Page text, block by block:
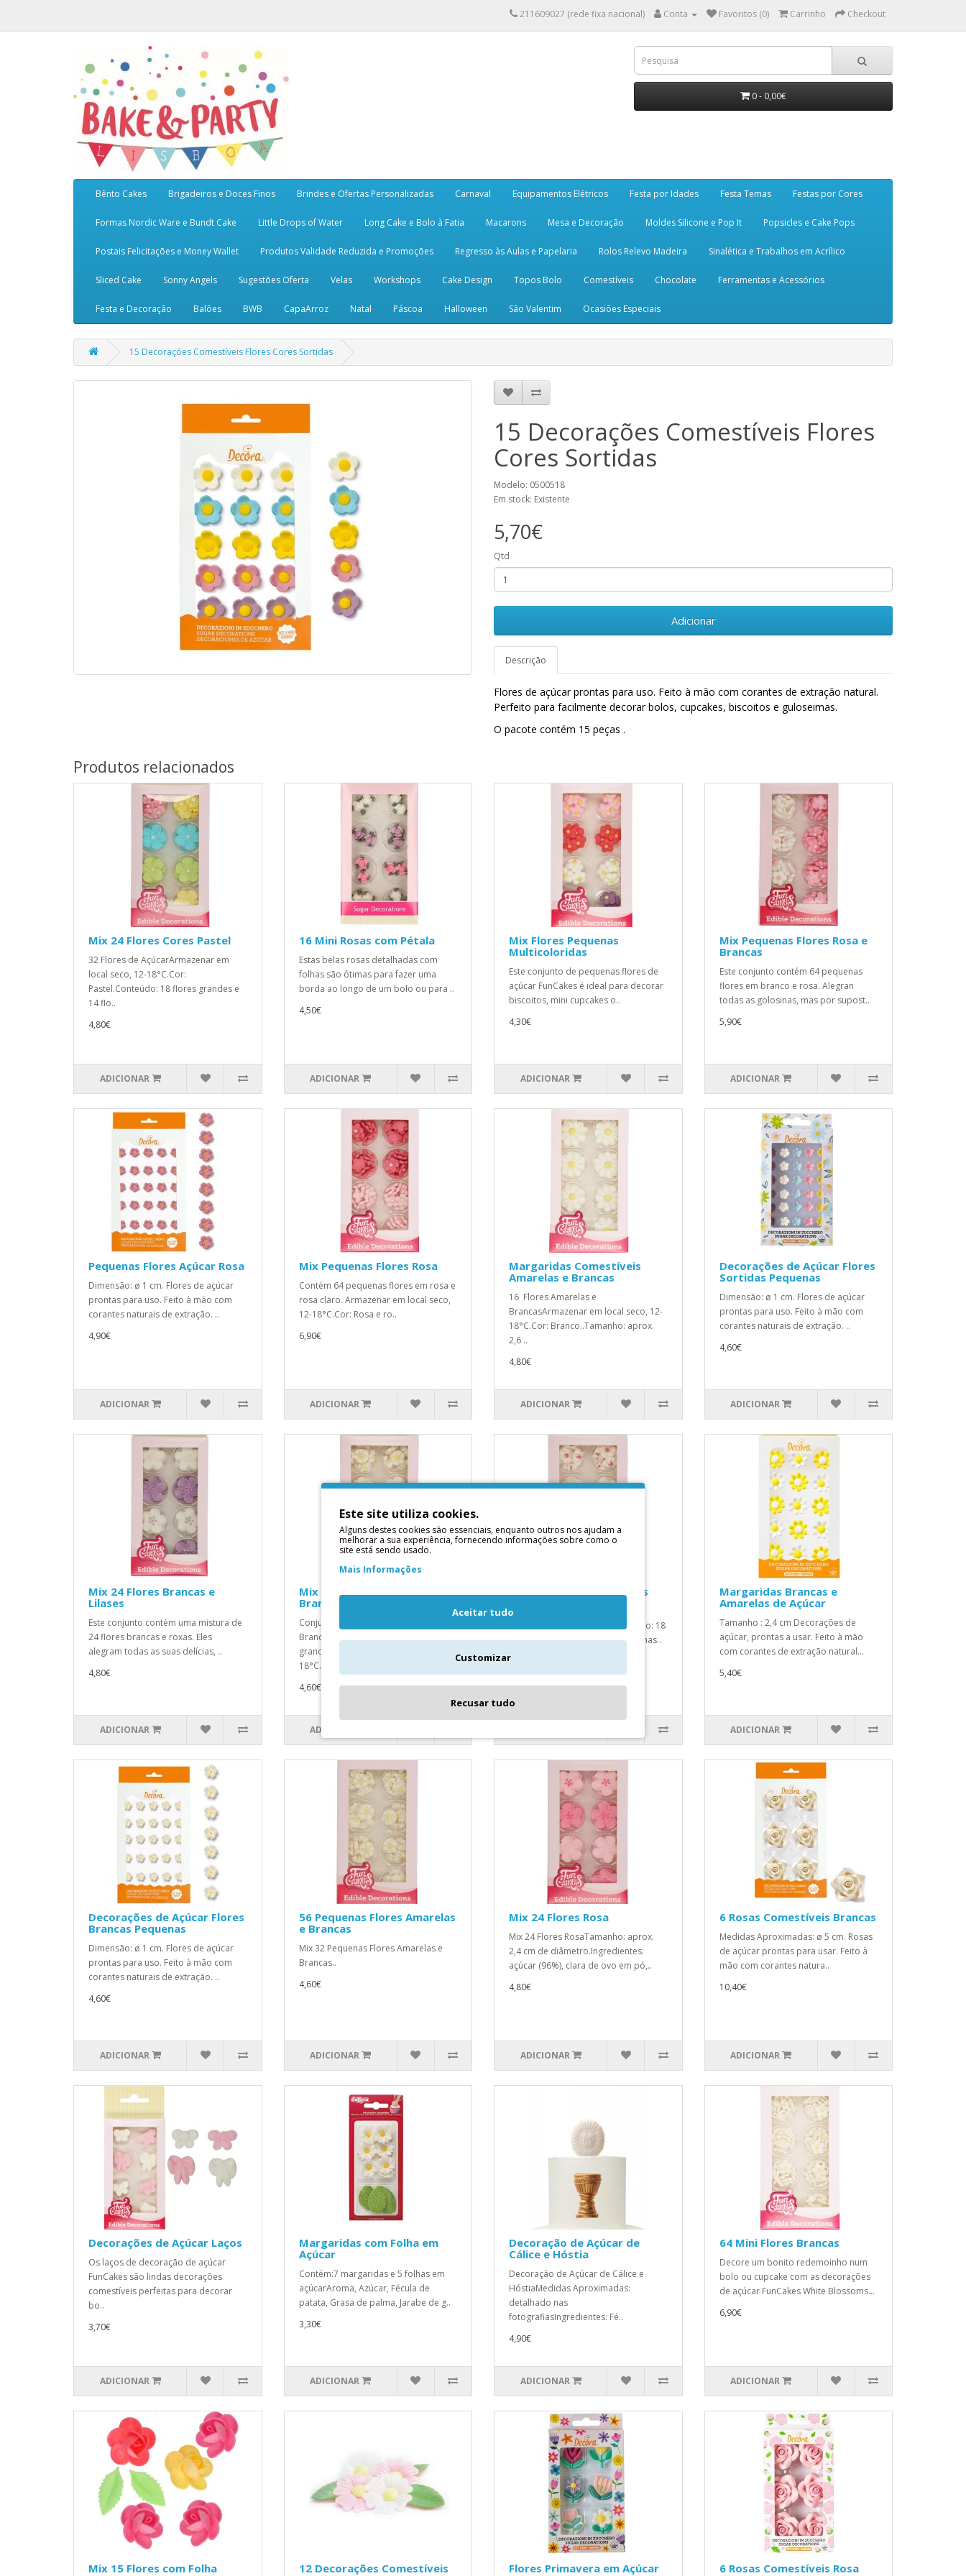
211609027 (rede fixa nacional) Conta Favoritos (0) Carrinho Checkout
0 - 0,00€
Bênto Cakes Brigadeiros e Doces Finos Brindes e Ofertas Personalizadas Carnaval Equipamentos Elétricos Festa por Idades Festa Temas Festas por Cores
Formas Nordic Ware e Bundt Cake Little Drops of Water Long Cake e Bolo à Fatia Macarons Mesa e Decoração Moldes Silicone e Pop It Popsicles e Cake Pops
Postais Felicitações e Money Wallet Produtos Validade Reduzida e Promoções Regresso às Aulas e Papelaria Rolos Relevo Madeira Sinalética e Trabalhos em Acrílico
Sliced Cake Sonny Angels Sugestões Oferta Velas Workshops Cake Design Topos Bolo Comestíveis Chocolate Ferramentas e Acessórios
Festa e Decoração Balões BWB CapaArroz Natal Páscoa Halloween São Valentim Ocasiões Especiais
15 Decorações Comestíveis Flores Cores Sortidas
15 Decorações Comestíveis Flores
Cores Sortidas
Modelo: 0500518
Em stock: Existente
5,70€
Qtd
Adicionar
Descrição
Flores de açúcar prontas para uso. Feito à mão com corantes de extração natural.
Perfeito para facilmente decorar bolos, cupcakes, biscoitos e guloseimas.
O pacote contém 15 peças .
Produtos relacionados
Mix 24 Flores Cores Pastel
32 Flores de AçúcarArmazenar em
local seco, 12-18°C.Cor:
Pastel.Conteúdo: 18 flores grandes e
14 flo..
4,80€
ADICIONAR
16 Mini Rosas com Pétala
Estas belas rosas detalhadas com
folhas são ótimas para fazer uma
borda ao longo de um bolo ou para ..
4,50€
ADICIONAR
Mix Flores Pequenas
Multicoloridas
Este conjunto de pequenas flores de
açúcar FunCakes é ideal para decorar
biscoitos, mini cupcakes o..
4,30€
ADICIONAR
Mix Pequenas Flores Rosa e
Brancas
Este conjunto contém 64 pequenas
flores em branco e rosa. Alegran
todas as golosinas, mas por supost..
5,90€
ADICIONAR
Pequenas Flores Açúcar Rosa
Dimensão: ø 1 cm. Flores de açúcar
prontas para uso. Feito à mão com
corantes naturais de extração. ..
4,90€
ADICIONAR
Mix Pequenas Flores Rosa
Contém 64 pequenas flores em rosa e
rosa claro. Armazenar em local seco,
12-18°C.Cor: Rosa e ro..
6,90€
ADICIONAR
Margaridas Comestíveis
Amarelas e Brancas
16 Flores Amarelas e
BrancasArmazenar em local seco, 12-
18°C.Cor: Branco..Tamanho: aprox.
2,6 ..
4,80€
ADICIONAR
Decorações de Açúcar Flores
Sortidas Pequenas
Dimensão: ø 1 cm. Flores de açúcar
prontas para uso. Feito à mão com
corantes naturais de extração. ..
4,60€
ADICIONAR
Mix 24 Flores Brancas e
Lilases
Este conjunto contém uma mistura de
24 flores brancas e roxas. Eles
alegram todas as suas delícias, ..
4,80€
ADICIONAR
Mix Margaridas Comestíveis
Brancas e Amarelas
Conjunto 32 Flores Amarelas e
Brancas pequenas e
grandes.Armazenar em local seco, 12-
18°C.Cont..
4,60€
ADICIONAR
Mix Flores Rosa e Brancas
Armazenar em local seco, 12-
18°C.Cor: Branco e rosa.Conteúdo: 18
flores grandes e 14 flores pequenas..
4,80€
Margaridas Brancas e
Amarelas de Açúcar
Tamanho : 2,4 cm Decorações de
açúcar, prontas a usar. Feito à mão
com corantes de extração natural...
5,40€
ADICIONAR
Decorações de Açúcar Flores
Brancas Pequenas
Dimensão: ø 1 cm. Flores de açúcar
prontas para uso. Feito à mão com
corantes naturais de extração. ..
4,60€
ADICIONAR
56 Pequenas Flores Amarelas
e Brancas
Mix 32 Pequenas Flores Amarelas e
Brancas..
4,60€
ADICIONAR
Mix 24 Flores Rosa
Mix 24 Flores RosaTamanho: aprox.
2,4 cm de diâmetro.Ingredientes:
açúcar (96%), clara de ovo em pó,..
4,80€
ADICIONAR
6 Rosas Comestíveis Brancas
Medidas Aproximadas: ø 5 cm. Rosas
de açúcar prontas para usar. Feito à
mão com corantes natura..
10,40€
ADICIONAR
Decorações de Açúcar Laços
Os laços de decoração de açúcar
FunCakes são lindas decorações
comestíveis perfeitas para decorar
bo..
3,70€
ADICIONAR
Margaridas com Folha em
Açúcar
Contém:7 margaridas e 5 folhas em
açúcarAroma, Azúcar, Fécula de
patata, Grasa de palma, Jarabe de g..
3,30€
ADICIONAR
Decoração de Açúcar de
Cálice e Hóstia
Decoração de Açúcar de Cálice e
HóstiaMedidas Aproximadas:
detalhado nas
fotografiasIngredientes: Fé..
4,90€
ADICIONAR
64 Mini Flores Brancas
Decore um bonito redemoinho num
bolo ou cupcake com as decorações
de açúcar FunCakes White Blossoms...
6,90€
ADICIONAR
Mix 15 Flores com Folha
12 Decorações Comestíveis
Flores Primavera em Açúcar 6 Rosas Comestíveis Rosa
Este site utiliza cookies.
Alguns destes cookies são essenciais, enquanto outros nos ajudam a
melhorar a sua experiência, fornecendo informações sobre como o
site está sendo usado.
Mais Informações
Aceitar tudo
Customizar
Recusar tudo